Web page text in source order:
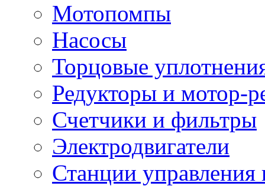
Мотопомпы
Насосы
Торцовые
Редукторы и мотор-
Счетчики и фильтры
Электродвигатели
Станции управления